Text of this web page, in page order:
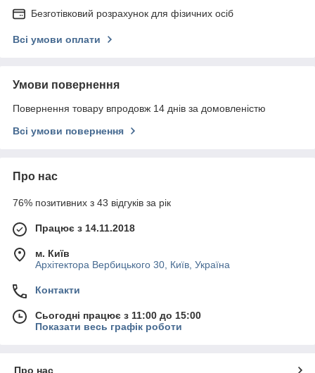
Безготівковий розрахунок для фізичних осіб
Всі умови оплати
Умови повернення
Повернення товару впродовж 14 днів за домовленістю
Всі умови повернення
Про нас
76% позитивних з 43 відгуків за рік
Працює з 14.11.2018
м. Київ
Архітектора Вербицького 30, Київ, Україна
Контакти
Сьогодні працює з 11:00 до 15:00
Показати весь графік роботи
Про нас